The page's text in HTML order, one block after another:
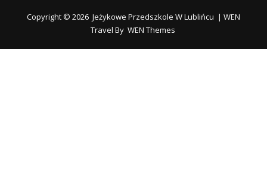
Copyright © 2026 Jeżykowe Przedszkole W Lublińcu | WEN
Travel By WEN Themes